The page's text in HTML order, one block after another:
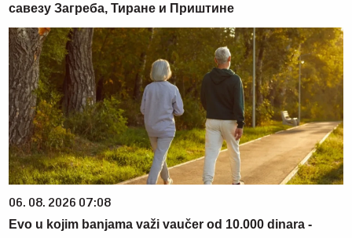
савезу Загреба, Тиране и Приштине
06. 08. 2026 07:08
Evo u kojim banjama važi vaučer od 10.000 dinara -